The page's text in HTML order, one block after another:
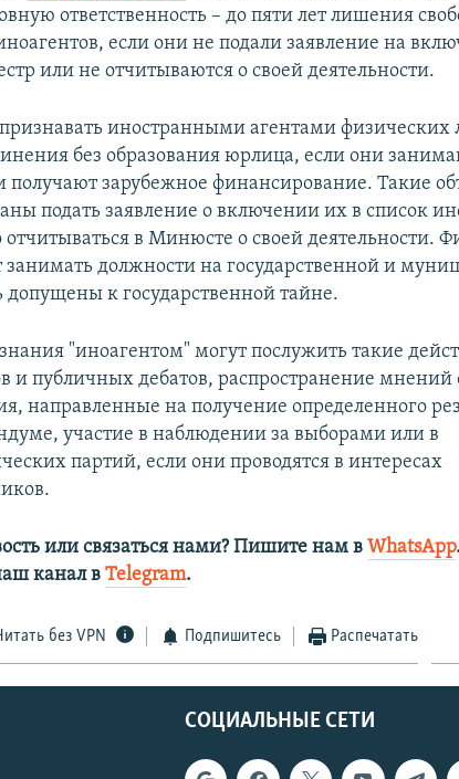
ответственность – до пяти лет лишения
если они не подали заявление на
или не отчитываются о своей деятельности.
иностранными агентами физических
без образования юрлица, если они
получают зарубежное финансирование. Такие
подать заявление о включении их в список
отчитываться в Минюсте о своей деятельности.
занимать должности на государственной и
допущены к государственной тайне.
"иноагентом" могут послужить такие
и публичных дебатов, распространение мнений
направленные на получение определенного
участие в наблюдении за выборами или в
партий, если они проводятся в интересах
или связаться нами? Пишите нам вWhatsApp
канал вTelegram.
без VPN Подпишитесь Распечатать
СОЦИАЛЬНЫЕ СЕТИ